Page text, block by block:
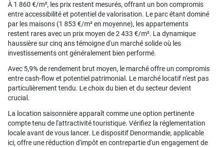
À 1 860 €/m², les prix restent mesurés, offrant un bon compromis
entre accessibilité et potentiel de valorisation. Le parc étant dominé
par les maisons (1 853 €/m² en moyenne), les appartements
restent rares avec un prix moyen de 2 433 €/m². La dynamique
haussière sur cinq ans témoigne d'un marché solide où les
investissements ont généralement bien performé.
Avec 5,9% de rendement brut moyen, le marché offre un compromis
entre cash-flow et potentiel patrimonial. Le marché locatif n'est pas
particulièrement tendu. Le choix du bien et du secteur devient
crucial.
La location saisonnière apparaît comme une option pertinente
compte tenu de l'attractivité touristique. Vérifiez la réglementation
locale avant de vous lancer. Le dispositif Denormandie, applicable
ici, offre une réduction d'impôt en contrepartie d'un engagement de